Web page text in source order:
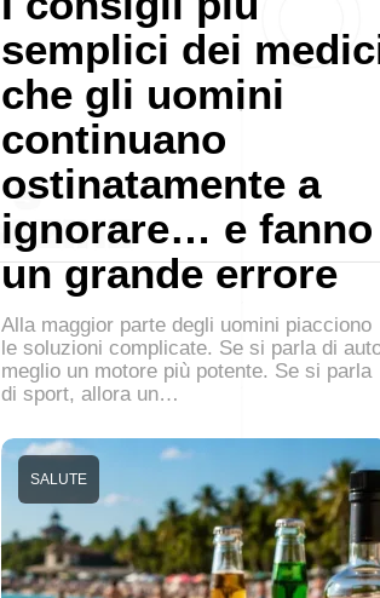
semplici dei
che gli uomini
continuano
ostinatamente a
ignorare… e fanno
un grande errore
Alla maggior parte degli uomini piacciono
le soluzioni complicate. Se si parla di
meglio un motore più potente. Se si parla
di sport, allora un…
SALUTE